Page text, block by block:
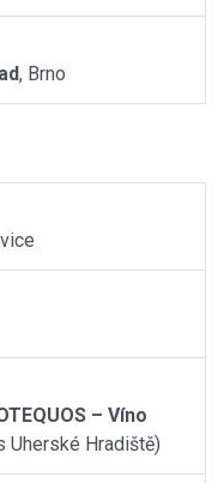
, Brno
– Víno
Uherské Hradiště)